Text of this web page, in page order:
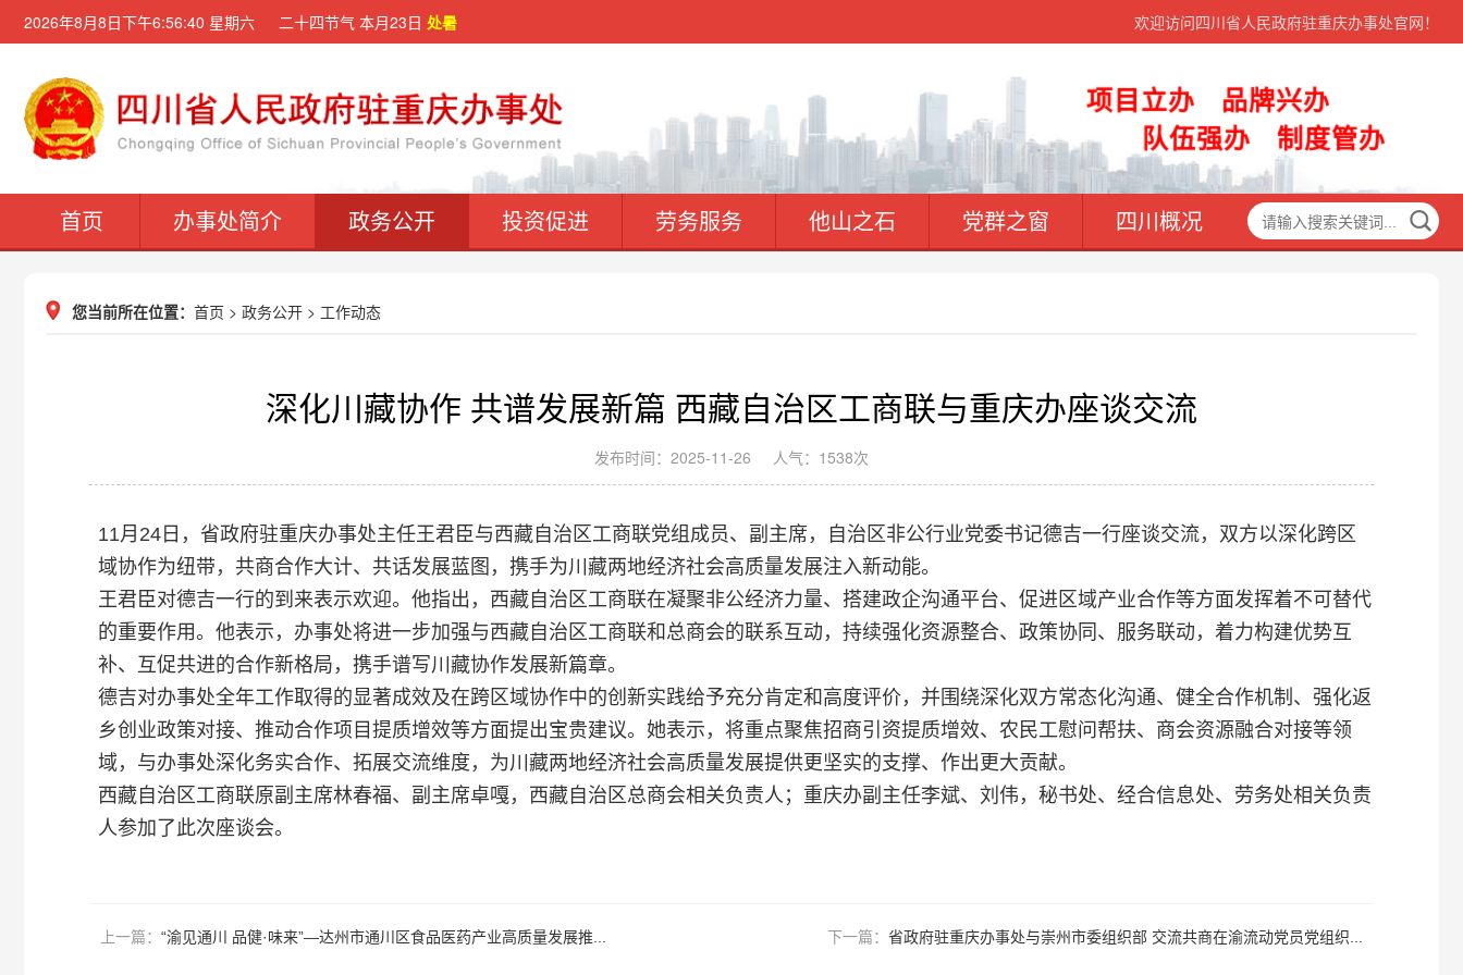
欢迎访问四川省人民政府驻重庆办事处官网！
2026年8月8日下午6:56:40 星期六 二十四节气 本月23日 处暑
项目立办 品牌兴办
队伍强办 制度管办
首页 办事处简介 政务公开 投资促进 劳务服务 他山之石 党群之窗 四川概况
您当前所在位置： 首页 > 政务公开 > 工作动态
深化川藏协作 共谱发展新篇 西藏自治区工商联与重庆办座谈交流
发布时间：2025-11-26 人气：1538次
11月24日，省政府驻重庆办事处主任王君臣与西藏自治区工商联党组成员、副主席，自治区非公行业党委书记德吉一行座谈交流，双方以深化跨区
域协作为纽带，共商合作大计、共话发展蓝图，携手为川藏两地经济社会高质量发展注入新动能。
王君臣对德吉一行的到来表示欢迎。他指出，西藏自治区工商联在凝聚非公经济力量、搭建政企沟通平台、促进区域产业合作等方面发挥着不可替代
的重要作用。他表示，办事处将进一步加强与西藏自治区工商联和总商会的联系互动，持续强化资源整合、政策协同、服务联动，着力构建优势互
补、互促共进的合作新格局，携手谱写川藏协作发展新篇章。
德吉对办事处全年工作取得的显著成效及在跨区域协作中的创新实践给予充分肯定和高度评价，并围绕深化双方常态化沟通、健全合作机制、强化返
乡创业政策对接、推动合作项目提质增效等方面提出宝贵建议。她表示，将重点聚焦招商引资提质增效、农民工慰问帮扶、商会资源融合对接等领
域，与办事处深化务实合作、拓展交流维度，为川藏两地经济社会高质量发展提供更坚实的支撑、作出更大贡献。
西藏自治区工商联原副主席林春福、副主席卓嘎，西藏自治区总商会相关负责人；重庆办副主任李斌、刘伟，秘书处、经合信息处、劳务处相关负责
人参加了此次座谈会。
上一篇： “渝见通川 品健·味来”—达州市通川区食品医药产业高质量发展推... 下一篇： 省政府驻重庆办事处与崇州市委组织部 交流共商在渝流动党员党组织...